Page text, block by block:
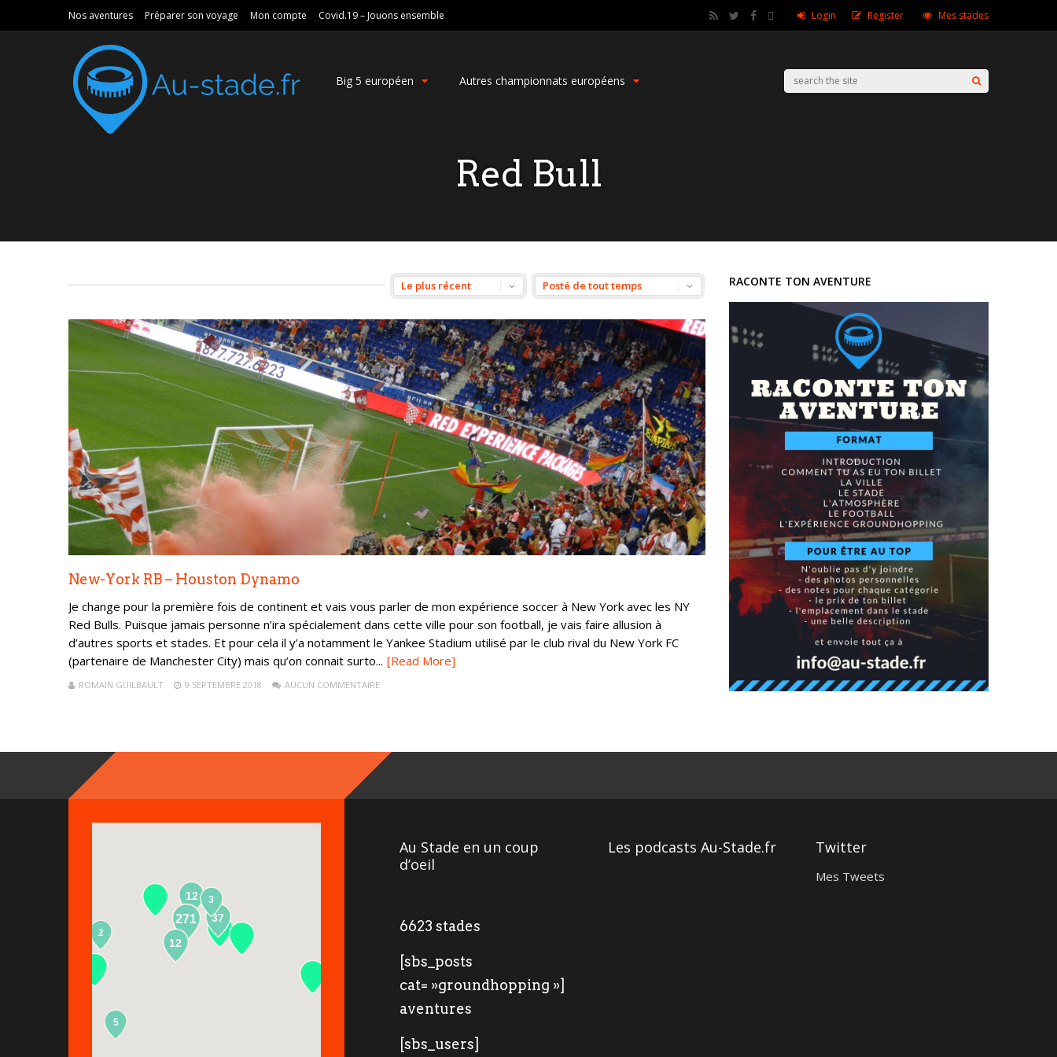
Nos aventures Préparer son voyage Mon compte Covid.19 – Jouons ensemble Login Register Mes stades
Big 5 européen Autres championnats européens
Red Bull
New-York RB – Houston Dynamo
Je change pour la première fois de continent et vais vous parler de mon expérience soccer à New York avec les NY
Red Bulls. Puisque jamais personne n’ira spécialement dans cette ville pour son football, je vais faire allusion à
d’autres sports et stades. Et pour cela il y’a notamment le Yankee Stadium utilisé par le club rival du New York FC
(partenaire de Manchester City) mais qu’on connait surto... [Read More]
ROMAIN GUILBAULT 9 SEPTEMBRE 2018 AUCUN COMMENTAIRE
RACONTE TON AVENTURE
12
271 37
2
5
12
3
Au Stade en un coup
d’oeil
6623 stades
[sbs_posts
cat= »groundhopping »]
aventures
[sbs_users]
Les podcasts Au-Stade.fr Twitter
Mes Tweets